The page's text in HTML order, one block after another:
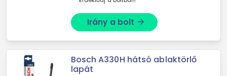
Irány a bolt arrow_forward
Bosch A330H hátsó ablaktörlő
lapát